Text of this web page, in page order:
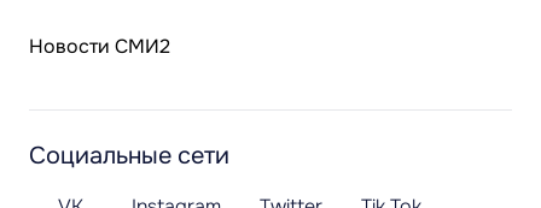
Новости СМИ2
Социальные сети